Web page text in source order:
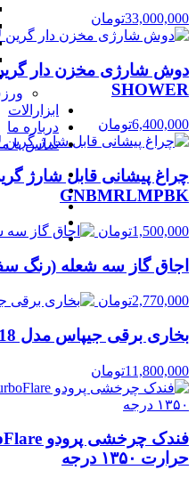
ابزارالات
درباره ما
تماس با
33,000,000تومان
SHOWER
6,400,000تومان
چراغ پیشانی قابل شارژ
GNBMRLMPBK
1,500,000تومان
اجاق گاز سه شعله (رنگ
2,770,000تومان
بخاری برقی جیپاس مدل GWH28518
11,800,000تومان
حرارت ۱۳۵۰ درجه